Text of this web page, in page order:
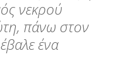
νεκρού
πάνω στον
ένα